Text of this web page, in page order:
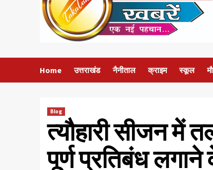
Home उत्तराखंड नैनीताल क्राइम स्कूल
Blog
त्यौहारी सीजन में
पूर्ण प्रतिबंध लगाने